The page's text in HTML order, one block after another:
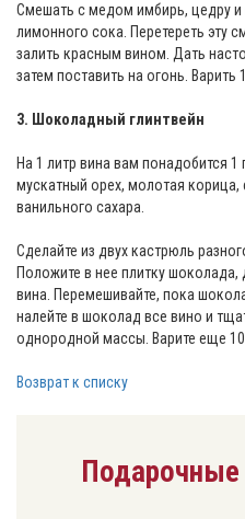
Смешать с медом имбирь, цедру и
лимонного сока. Перетереть эту
залить красным вином. Дать
затем поставить на огонь.
3. Шоколадный глинтвейн
На 1 литр вина вам понадобится
мускатный орех, молотая
ванильного сахара.
Сделайте из двух кастрюль
Положите в нее плитку шоколада,
вина. Перемешивайте, пока
налейте в шоколад все вино и
однородной массы. Варите еще 10
Возврат к списку
Подарочные